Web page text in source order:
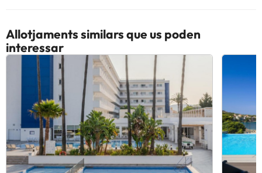
Allotjaments similars que us poden
interessar